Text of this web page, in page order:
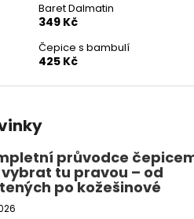
Baret Dalmatin
349 Kč
Čepice s bambulí
425 Kč
průvodce
tu pravou – od
po kožešinové